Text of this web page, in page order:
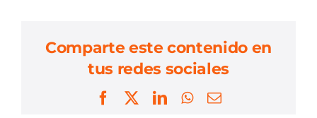
Comparte este contenido en
tus redes sociales
FacebookLinkedInWhatsApp
Correo